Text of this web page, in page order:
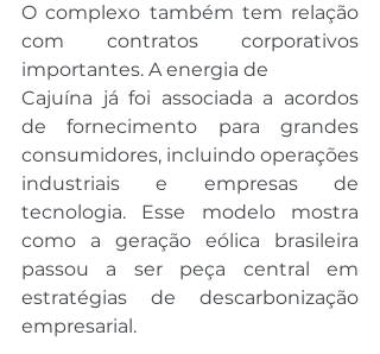
O complexo também tem relação
com contratos corporativos
importantes. A energia de
Cajuína já foi associada a acordos
de fornecimento para grandes
consumidores, incluindo operações
industriais e empresas de
tecnologia. Esse modelo mostra
como a geração eólica brasileira
passou a ser peça central em
estratégias de descarbonização
empresarial.